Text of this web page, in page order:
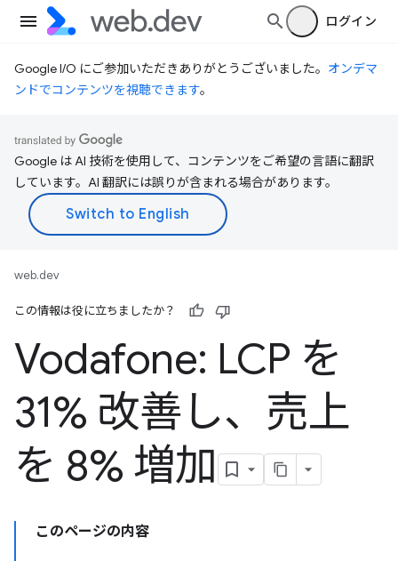
ログイン
Google I/O にご参加いただきありがとうございました。 オンデマ
ンドでコンテンツを視聴できます。
Google は AI 技術を使用して、コンテンツをご希望の言語に翻訳
しています。AI 翻訳には誤りが含まれる場合があります。
web.dev
この情報は役に立ちましたか？
Vodafone: LCP を
31% 改善し、売上
を 8% 増加
このページの内容